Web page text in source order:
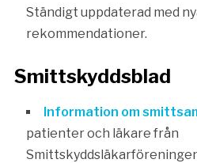
Ständigt uppdaterad med
rekommendationer.
Smittskyddsblad
Information om
patienter och läkare från